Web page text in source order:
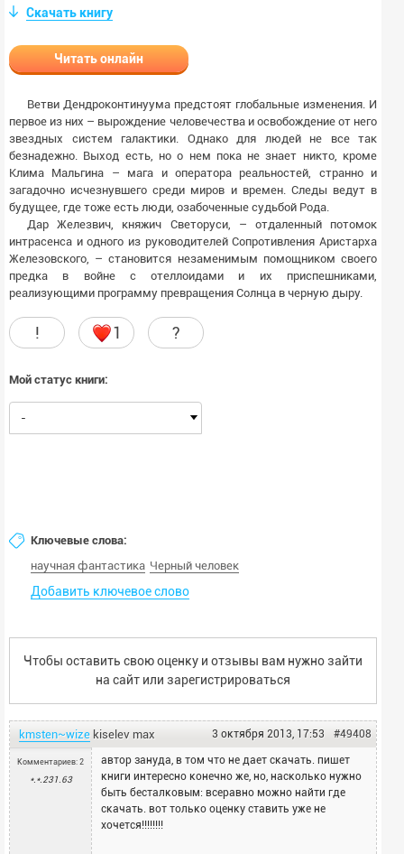
Скачать книгу
Читать онлайн
Ветви Дендроконтинуума предстоят глобальные изменения. И
первое из них – вырождение человечества и освобождение от него
звездных систем галактики. Однако для людей не все так
безнадежно. Выход есть, но о нем пока не знает никто, кроме
Клима Мальгина – мага и оператора реальностей, странно и
загадочно исчезнувшего среди миров и времен. Следы ведут в
будущее, где тоже есть люди, озабоченные судьбой Рода.
Дар Железвич, княжич Светоруси, – отдаленный потомок
интрасенса и одного из руководителей Сопротивления Аристарха
Железовского, – становится незаменимым помощником своего
предка в войне с отеллоидами и их приспешниками,
реализующими программу превращения Солнца в черную дыру.
! 1 ?
Мой статус книги:
-
Ключевые слова:
научная фантастика Черный человек
Добавить ключевое слово
Чтобы оставить свою оценку и отзывы вам нужно зайти
на сайт или зарегистрироваться
kmsten~wize kiselev max #49408
3 октября 2013, 17:53
Комментариев: 2
*.*.231.63
автор зануда, в том что не дает скачать. пишет
книги интересно конечно же, но, насколько нужно
быть бесталковым: всеравно можно найти где
скачать. вот только оценку ставить уже не
хочется!!!!!!!!